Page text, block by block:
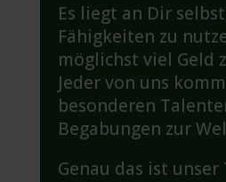
Es liegt an Dir
Fähigkeiten zu
möglichst viel Geld
Jeder von uns
besonderen
Begabungen zur
Genau das ist unser